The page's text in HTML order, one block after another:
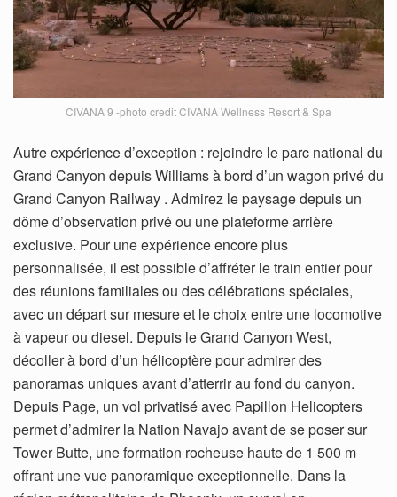
CIVANA 9 -photo credit CIVANA Wellness Resort & Spa
Autre expérience d’exception : rejoindre le parc national du
Grand Canyon depuis Williams à bord d’un wagon privé du
Grand Canyon Railway . Admirez le paysage depuis un
dôme d’observation privé ou une plateforme arrière
exclusive. Pour une expérience encore plus
personnalisée, il est possible d’affréter le train entier pour
des réunions familiales ou des célébrations spéciales,
avec un départ sur mesure et le choix entre une locomotive
à vapeur ou diesel. Depuis le Grand Canyon West,
décoller à bord d’un hélicoptère pour admirer des
panoramas uniques avant d’atterrir au fond du canyon.
Depuis Page, un vol privatisé avec Papillon Helicopters
permet d’admirer la Nation Navajo avant de se poser sur
Tower Butte, une formation rocheuse haute de 1 500 m
offrant une vue panoramique exceptionnelle. Dans la